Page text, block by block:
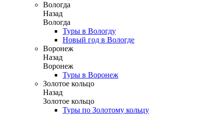
Вологда
Назад
Вологда
Туры в Вологду
Новый год в Вологде
Воронеж
Назад
Воронеж
Туры в Воронеж
Золотое кольцо
Назад
Золотое кольцо
Туры по Золотому кольцу